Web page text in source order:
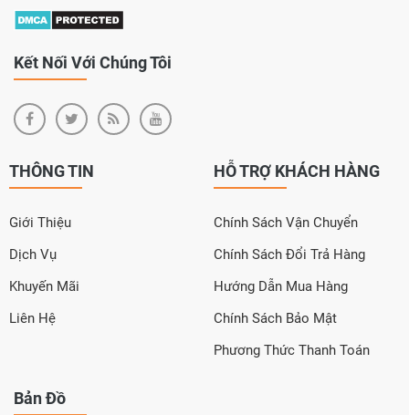
Kết Nối Với Chúng Tôi
THÔNG TIN
Giới Thiệu
Dịch Vụ
Khuyến Mãi
Liên Hệ
HỖ TRỢ KHÁCH HÀNG
Chính Sách Vận Chuyển
Chính Sách Đổi Trả Hàng
Hướng Dẫn Mua Hàng
Chính Sách Bảo Mật
Phương Thức Thanh Toán
Bản Đồ